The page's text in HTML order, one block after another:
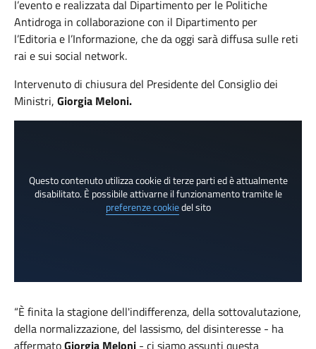
l’evento e realizzata dal Dipartimento per le Politiche
Antidroga in collaborazione con il Dipartimento per
l’Editoria e l’Informazione, che da oggi sarà diffusa sulle reti
rai e sui social network.
Intervenuto di chiusura del Presidente del Consiglio dei
Ministri, Giorgia Meloni.
Questo contenuto utilizza cookie di terze parti ed è attualmente
disabilitato. È possibile attivarne il funzionamento tramite le
preferenze cookiedel sito
“È finita la stagione dell'indifferenza, della sottovalutazione,
della normalizzazione, del lassismo, del disinteresse - ha
affermatoGiorgia Meloni - ci siamo assunti questa